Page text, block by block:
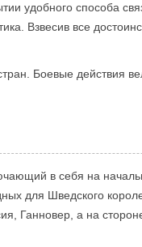
удобного способа
Взвесив все
Боевые действия
в себя на
для Шведского
Ганновер, а на